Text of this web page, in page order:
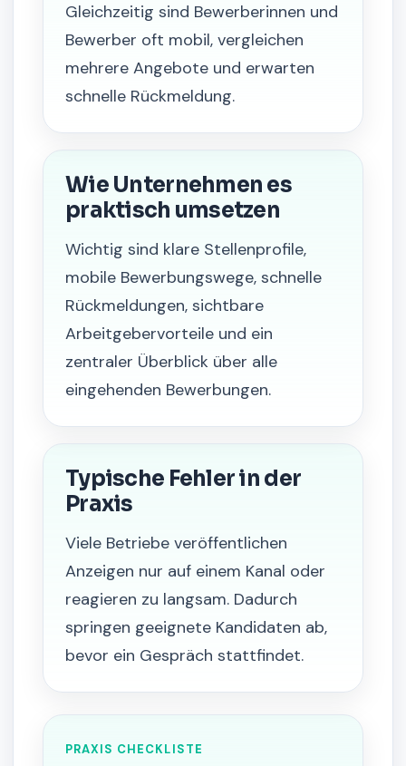
Gleichzeitig sind Bewerberinnen und
Bewerber oft mobil, vergleichen
mehrere Angebote und erwarten
schnelle Rückmeldung.
Wie Unternehmen es
praktisch umsetzen
Wichtig sind klare Stellenprofile,
mobile Bewerbungswege, schnelle
Rückmeldungen, sichtbare
Arbeitgebervorteile und ein
zentraler Überblick über alle
eingehenden Bewerbungen.
Typische Fehler in der
Praxis
Viele Betriebe veröffentlichen
Anzeigen nur auf einem Kanal oder
reagieren zu langsam. Dadurch
springen geeignete Kandidaten ab,
bevor ein Gespräch stattfindet.
PRAXIS CHECKLISTE